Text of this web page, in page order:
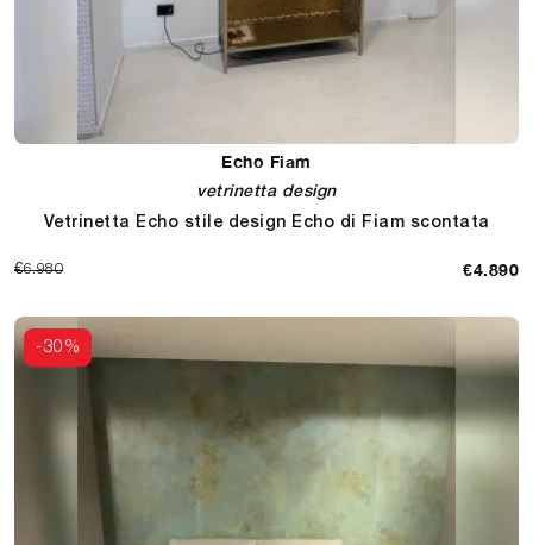
Echo Fiam
vetrinetta design
Vetrinetta Echo stile design Echo di Fiam scontata
€6.980 €4.890
-30%